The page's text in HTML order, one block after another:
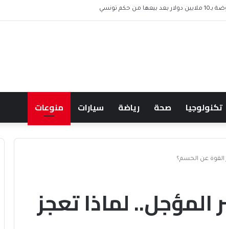
من حكم تونسي
تكنولوجيا صحة رياضة سيارات منوعات
القوة عن الحسم؟
لماذا تعجز